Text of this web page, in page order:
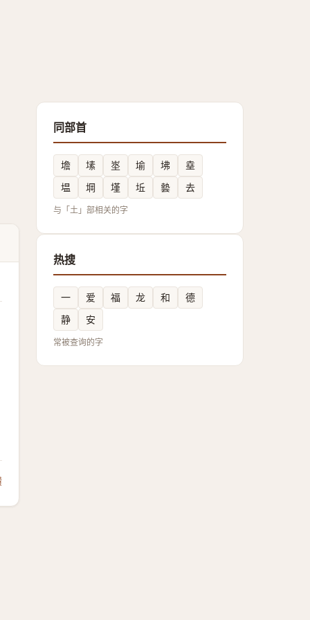
同部首
㙴 塐 埊 堬 坲
㙓
塭
堈 墐 坵 㙯 去
与「土」部相关的字
热搜
一 爱 福 龙 和
德
静
安
常被查询的字